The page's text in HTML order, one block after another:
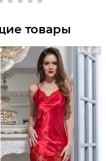
товары
SALE 20